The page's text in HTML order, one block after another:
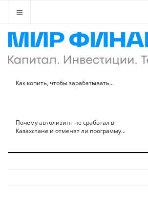
Как копить, чтобы зарабатывать...
Почему автолизинг не сработал в
Казахстане и отменят ли программу...